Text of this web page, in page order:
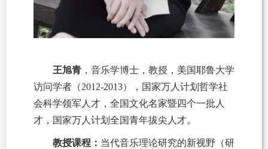
王旭青 ， 音乐学博士，教授，美国耶鲁大学
访问学者（2012-2013），国家万人计划哲学社
会科学领军人才，全国文化名家暨四个一批人
才，国家万人计划全国青年拔尖人才。
教授课程： 当代音乐理论研究的新视野（研